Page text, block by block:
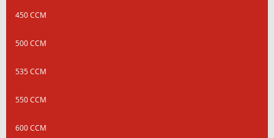
450 CCM
500 CCM
535 CCM
550 CCM
600 CCM